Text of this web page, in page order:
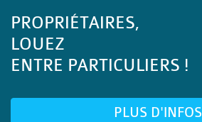
PROPRIÉTAIRES,
LOUEZ
ENTRE PARTICULIERS !
PLUS D'INFOS